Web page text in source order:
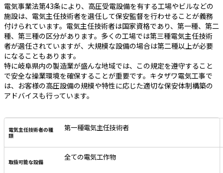
電気事業法第43条により、高圧受電設備を有する工場やビルなどの
施設は、電気主任技術者を選任して保安監督を行わせることが義務
付けられています。電気主任技術者は国家資格であり、第一種、第二
種、第三種の区分があります。多くの工場では第三種電気主任技術
者が選任されていますが、大規模な設備の場合は第二種以上が必要
になることもあります。
特に岐阜県内の製造業が盛んな地域では、この規定を遵守すること
で安全な操業環境を確保することが重要です。キタザワ電気工事で
は、お客様の高圧設備の規模や特性に応じた適切な保安体制構築の
アドバイスも行っています。
第一種電気主任技術者
全ての電気工作物